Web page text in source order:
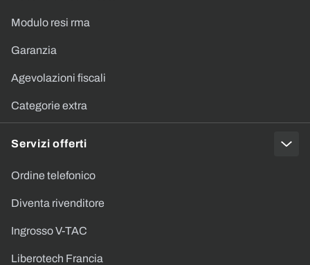
Modulo resi rma
Garanzia
Agevolazioni fiscali
Categorie extra
Servizi offerti
Ordine telefonico
Diventa rivenditore
Ingrosso V-TAC
Liberotech Francia